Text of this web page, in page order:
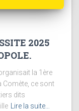
2025
la 1ère
Comète, ce sont
dits
Lire la suite…